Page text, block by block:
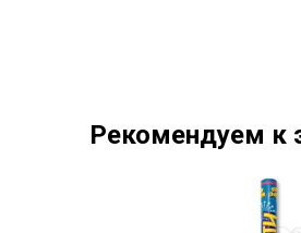
Рекомендуем к